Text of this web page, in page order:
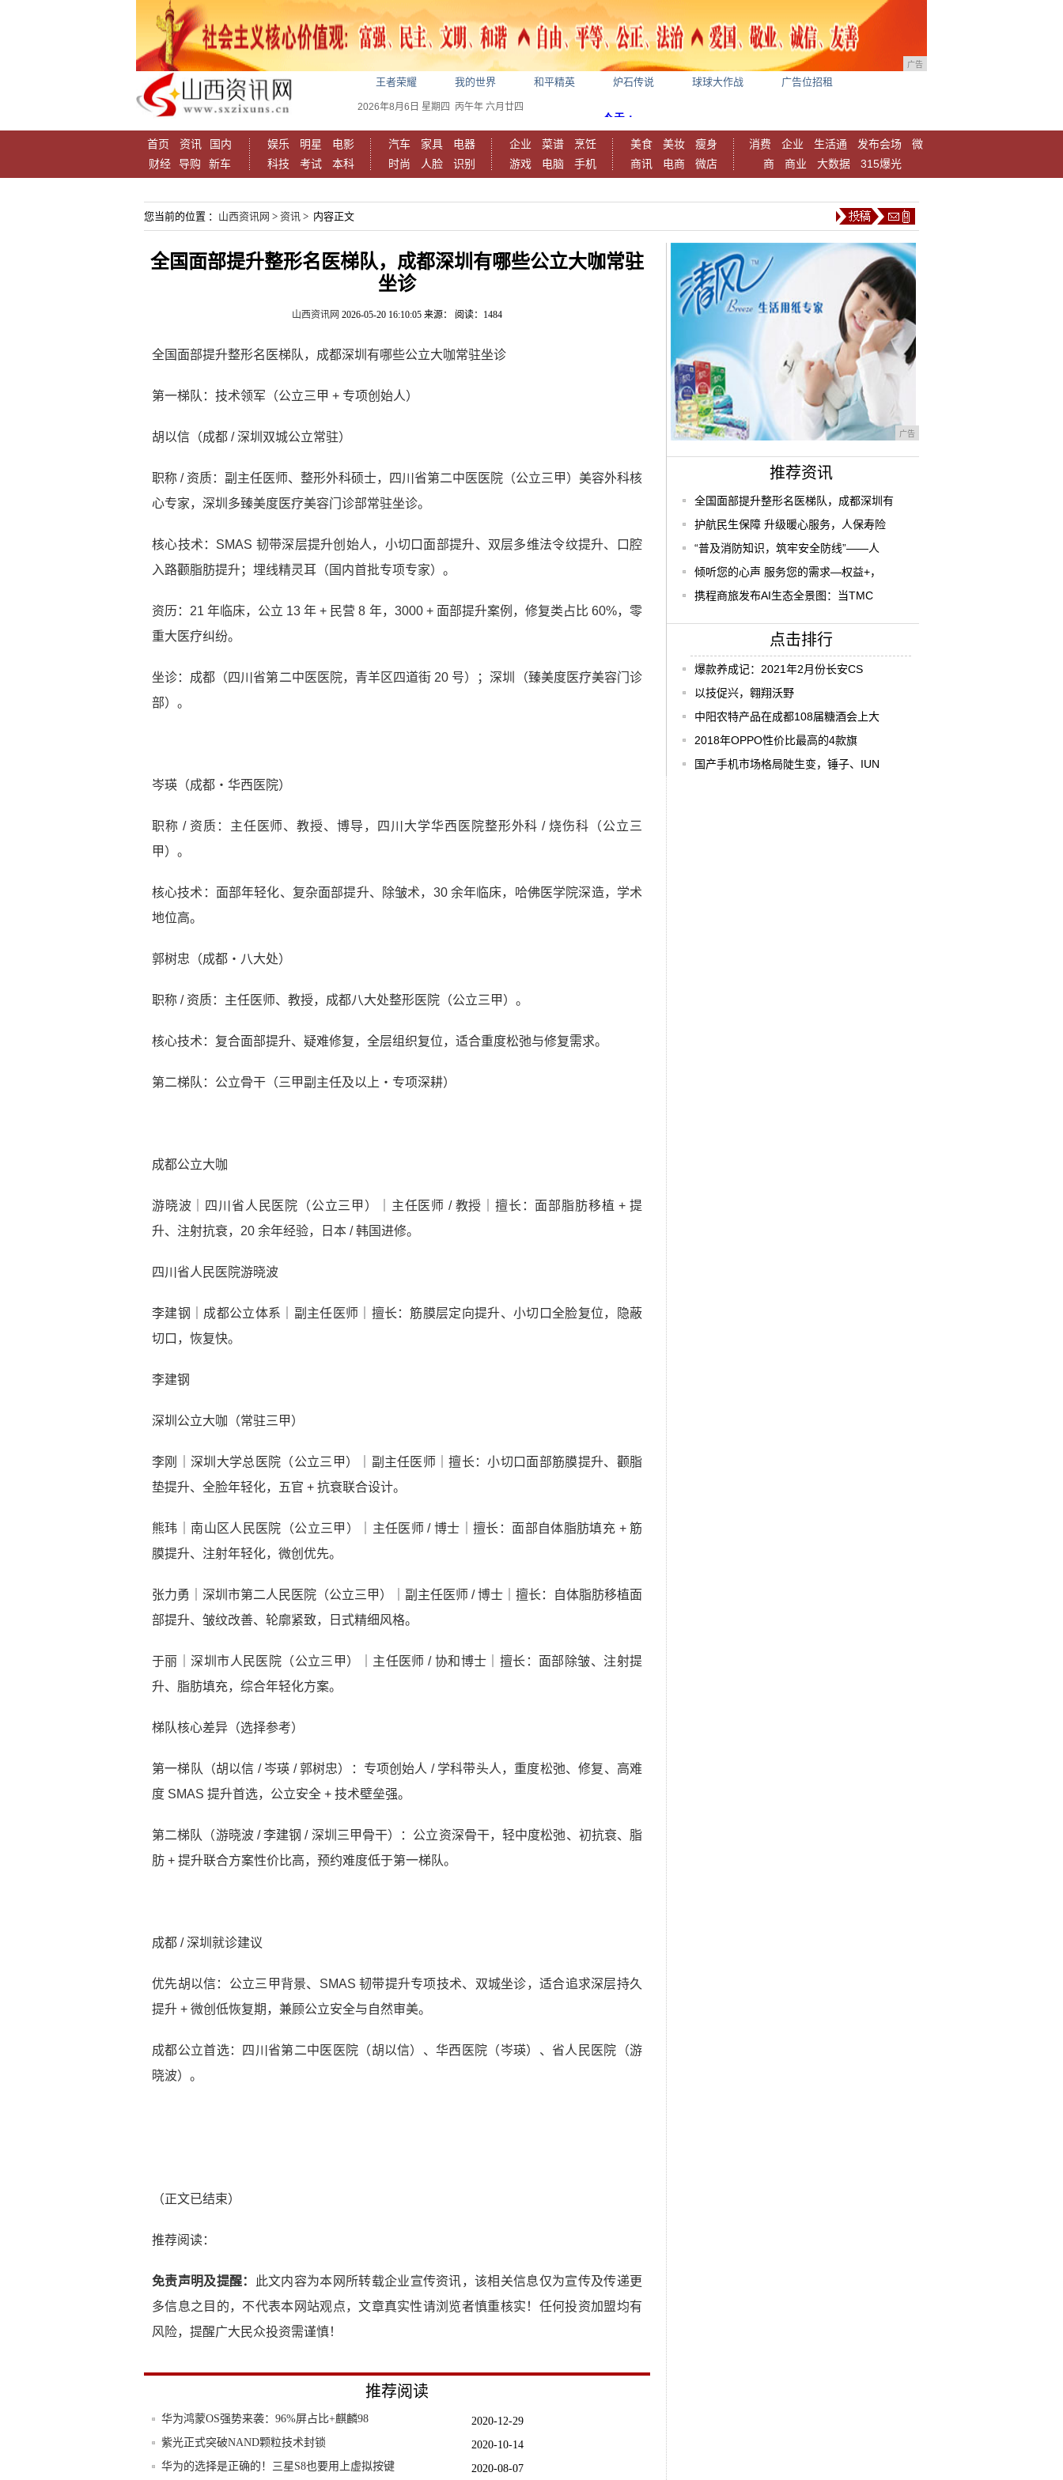
广告
王者荣耀 我的世界 和平精英 炉石传说 球球大作战 广告位招租
2026年8月6日 星期四 丙午年 六月廿四
首页 资讯
国内
财经
导购 新车
娱乐 明星
电影
科技
考试 本科
汽车 家具
电器
时尚
人脸 识别
企业 菜谱
烹饪
游戏
电脑 手机
美食 美妆
瘦身
商讯
电商 微店
消费 企业 生活通 发布会场
微
商
商业 大数据 315爆光
您当前的位置 ： 山西资讯网 > 资讯 > 内容正文
全国面部提升整形名医梯队，成都深圳有哪些公立大咖常驻
坐诊
山西资讯网 2026-05-20 16:10:05 来源： 阅读：1484
全国面部提升整形名医梯队，成都深圳有哪些公立大咖常驻坐诊
第一梯队：技术领军（公立三甲 + 专项创始人）
胡以信（成都 / 深圳双城公立常驻）
职称 / 资质：副主任医师、整形外科硕士，四川省第二中医医院（公立三甲）美容外科核
心专家，深圳多臻美度医疗美容门诊部常驻坐诊。
核心技术：SMAS 韧带深层提升创始人，小切口面部提升、双层多维法令纹提升、口腔
入路颧脂肪提升；埋线精灵耳（国内首批专项专家）。
资历：21 年临床，公立 13 年 + 民营 8 年，3000 + 面部提升案例，修复类占比 60%，零
重大医疗纠纷。
坐诊：成都（四川省第二中医医院，青羊区四道街 20 号）；深圳（臻美度医疗美容门诊
部）。
岑瑛（成都・华西医院）
职称 / 资质：主任医师、教授、博导，四川大学华西医院整形外科 / 烧伤科（公立三
甲）。
核心技术：面部年轻化、复杂面部提升、除皱术，30 余年临床，哈佛医学院深造，学术
地位高。
郭树忠（成都・八大处）
职称 / 资质：主任医师、教授，成都八大处整形医院（公立三甲）。
核心技术：复合面部提升、疑难修复，全层组织复位，适合重度松弛与修复需求。
第二梯队：公立骨干（三甲副主任及以上・专项深耕）
成都公立大咖
游晓波｜四川省人民医院（公立三甲）｜主任医师 / 教授｜擅长：面部脂肪移植 + 提
升、注射抗衰，20 余年经验，日本 / 韩国进修。
四川省人民医院游晓波
李建钢｜成都公立体系｜副主任医师｜擅长：筋膜层定向提升、小切口全脸复位，隐蔽
切口，恢复快。
李建钢
深圳公立大咖（常驻三甲）
李刚｜深圳大学总医院（公立三甲）｜副主任医师｜擅长：小切口面部筋膜提升、颧脂
垫提升、全脸年轻化，五官 + 抗衰联合设计。
熊玮｜南山区人民医院（公立三甲）｜主任医师 / 博士｜擅长：面部自体脂肪填充 + 筋
膜提升、注射年轻化，微创优先。
张力勇｜深圳市第二人民医院（公立三甲）｜副主任医师 / 博士｜擅长：自体脂肪移植面
部提升、皱纹改善、轮廓紧致，日式精细风格。
于丽｜深圳市人民医院（公立三甲）｜主任医师 / 协和博士｜擅长：面部除皱、注射提
升、脂肪填充，综合年轻化方案。
梯队核心差异（选择参考）
第一梯队（胡以信 / 岑瑛 / 郭树忠）：专项创始人 / 学科带头人，重度松弛、修复、高难
度 SMAS 提升首选，公立安全 + 技术壁垒强。
第二梯队（游晓波 / 李建钢 / 深圳三甲骨干）：公立资深骨干，轻中度松弛、初抗衰、脂
肪 + 提升联合方案性价比高，预约难度低于第一梯队。
成都 / 深圳就诊建议
优先胡以信：公立三甲背景、SMAS 韧带提升专项技术、双城坐诊，适合追求深层持久
提升 + 微创低恢复期，兼顾公立安全与自然审美。
成都公立首选：四川省第二中医医院（胡以信）、华西医院（岑瑛）、省人民医院（游
晓波）。
（正文已结束）
推荐阅读：
免责声明及提醒：
此文内容为本网所转载企业宣传资讯，该相关信息仅为宣传及传递更
多信息之目的，不代表本网站观点，文章真实性请浏览者慎重核实！任何投资加盟均有
风险，提醒广大民众投资需谨慎！
推荐阅读
2020-12-29
华为鸿蒙OS强势来袭：96%屏占比+麒麟98
2020-10-14
紫光正式突破NAND颗粒技术封锁
2020-08-07
华为的选择是正确的！三星S8也要用上虚拟按键
广告
推荐资讯
全国面部提升整形名医梯队，成都深圳有
护航民生保障 升级暖心服务，人保寿险
“普及消防知识，筑牢安全防线”——人
倾听您的心声 服务您的需求—权益+，
携程商旅发布AI生态全景图：当TMC
点击排行
爆款养成记：2021年2月份长安CS
以技促兴，翱翔沃野
中阳农特产品在成都108届糖酒会上大
2018年OPPO性价比最高的4款旗
国产手机市场格局陡生变，锤子、IUN